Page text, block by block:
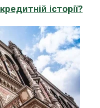
історії?